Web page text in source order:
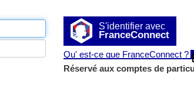
S'identifier avec
FranceConnect
Qu' est-ce que FranceConnect ?
Réservé aux comptes de